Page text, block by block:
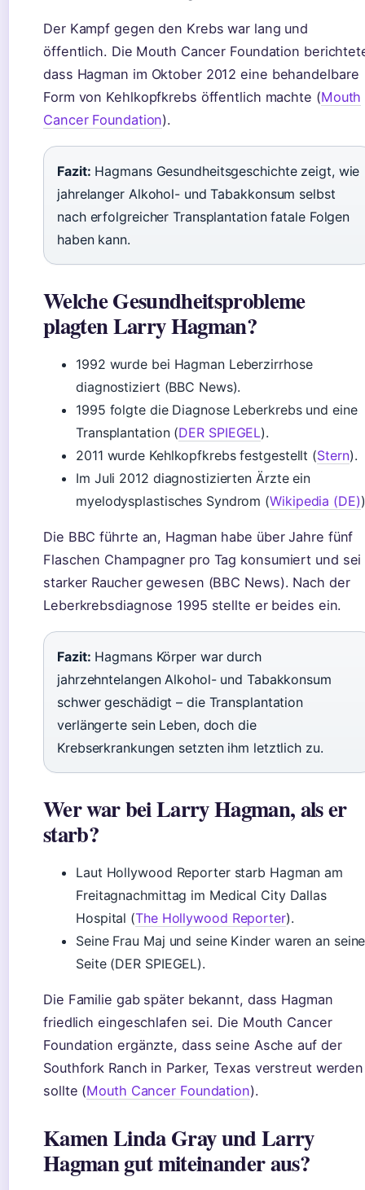
Der Kampf gegen den Krebs war lang und
öffentlich. Die Mouth Cancer Foundation
dass Hagman im Oktober 2012 eine behandelbare
Form von Kehlkopfkrebs öffentlich machte (Mouth
Cancer Foundation).
Fazit: Hagmans Gesundheitsgeschichte zeigt, wie
jahrelanger Alkohol- und Tabakkonsum selbst
nach erfolgreicher Transplantation fatale Folgen
haben kann.
Welche Gesundheitsprobleme
plagten Larry Hagman?
1992 wurde bei Hagman Leberzirrhose
diagnostiziert (BBC News).
1995 folgte die Diagnose Leberkrebs und eine
Transplantation (DER SPIEGEL).
2011 wurde Kehlkopfkrebs festgestellt (Stern).
Im Juli 2012 diagnostizierten Ärzte ein
myelodysplastisches Syndrom (Wikipedia (DE)
Die BBC führte an, Hagman habe über Jahre fünf
Flaschen Champagner pro Tag konsumiert und sei
starker Raucher gewesen (BBC News). Nach der
Leberkrebsdiagnose 1995 stellte er beides ein.
Fazit: Hagmans Körper war durch
jahrzehntelangen Alkohol- und Tabakkonsum
schwer geschädigt – die Transplantation
verlängerte sein Leben, doch die
Krebserkrankungen setzten ihm letztlich zu.
Wer war bei Larry Hagman, als er
starb?
Laut Hollywood Reporter starb Hagman am
Freitagnachmittag im Medical City Dallas
Hospital (The Hollywood Reporter).
Seine Frau Maj und seine Kinder waren an
Seite (DER SPIEGEL).
Die Familie gab später bekannt, dass Hagman
friedlich eingeschlafen sei. Die Mouth Cancer
Foundation ergänzte, dass seine Asche auf der
Southfork Ranch in Parker, Texas verstreut werden
sollte (Mouth Cancer Foundation).
Kamen Linda Gray und Larry
Hagman gut miteinander aus?